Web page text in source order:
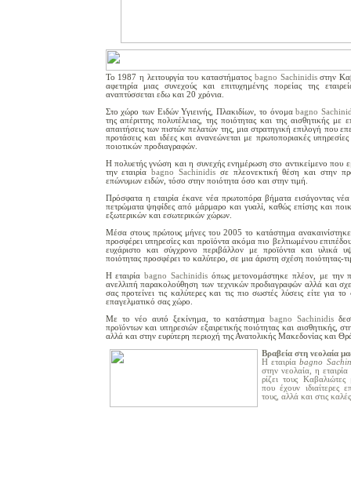
Το 1987 η λειτουργία του καταστήματος bagno Sachinidis στην
αφετηρία μιας συνεχούς και επιτυχημένης πορείας της
αναπτύσσεται εδω και 20 χρόνια.
Στο χώρο των Ειδών Υγιεινής, Πλακιδίων, το όνομαbagno
της απέριττης πολυτέλειας, της ποιότητας και της αισθητικής με
απαιτήσεις των πιστών πελατών της, μια στρατηγική επιλογή που
προτάσεις και ιδέες και ανανεώνεται με πρωτοποριακές
ποιοτικών προδιαγραφών.
Η πολυετής γνώση και η συνεχής ενημέρωση στο αντικείμενο που
την εταιρίαbagno Sachinidis σε πλεονεκτική θέση και στην
επώνυμων ειδών, τόσο στην ποιότητα όσο και στην τιμή.
Πρόσφατα η εταιρία έκανε νέα πρωτοπόρα βήματα εισάγοντας
πετρώματα ψηφίδες από μάρμαρο και γυαλί, καθώς επίσης και
εξωτερικών και εσωτερικών χώρων.
Μέσα στους πρώτους μήνες του 2005 το κατάστημα
προσφέρει υπηρεσίες και προϊόντα ακόμα πιο βελτιωμένου
ευχάριστο και σύγχρονο περιβάλλον με προϊόντα και υλικά
ποιότητας προσφέρει το καλύτερο, σε μια άριστη σχέση ποιότητας-
Η εταιρία bagno Sachinidisόπως μετονομάστηκε πλέον, με την
ανελλιπή παρακολούθηση των τεχνικών προδιαγραφών αλλά και
σας προτείνει τις καλύτερες και τις πιο σωστές λύσεις είτε για το
επαγελματικό σας χώρο.
Με το νέο αυτό ξεκίνημα, το κατάστημαbagno Sachinidis
προϊόντων και υπηρεσιών εξαιρετικής ποιότητας και αισθητικής,
αλλά και στην ευρύτερη περιοχή της Ανατολικής Μακεδονίας και
Βραβεία στη νεολαία
Η εταιρίαbagno
στην νεολαία, η εταιρία
ρίζει τους Καβαλιώτες
που έχουν ιδιαίτερες
τους, αλλά και στις